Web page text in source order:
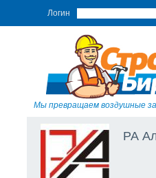
Логин
Мы превращаем воздушные
РА